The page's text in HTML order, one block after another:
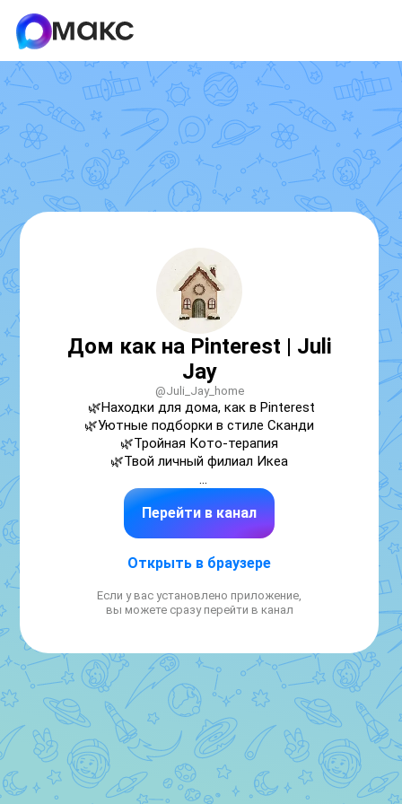
Дом как на Pinterest | Juli
Jay
@Juli_Jay_home
🌿Находки для дома, как в Pinterest
🌿Уютные подборки в стиле Сканди
🌿Тройная Кото-терапия
🌿Твой личный филиал Икеа
Я - Юля, сотрудничество:
https://vk.cc/cUxfWx
Мой второй канал:
https://max.ru/join/
Y
Перейти в канал
Открыть в браузере
Если у вас установлено приложение,
вы можете сразу перейти в канал